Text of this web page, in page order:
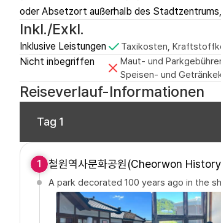
oder Absetzort außerhalb des
Inkl./Exkl.
Inklusive Leistungen Taxikosten,
Nicht inbegriffen
Maut- und
Speisen- und
Reiseverlauf-Informationen
Tag 1
1 철원역사문화공원(Cheorwon
A park decorated 100 years ago in the